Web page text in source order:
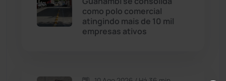
Cândido Sales
como polo comercial
atingindo mais de 10 mil
empresas ativos